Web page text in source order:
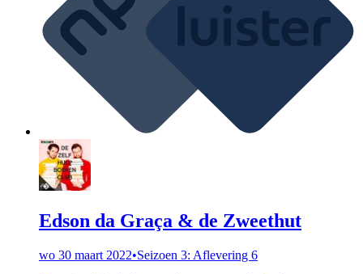
Edson da Graça & de Zweethut
wo 30 maart 2022•Seizoen 3: Aflevering 6